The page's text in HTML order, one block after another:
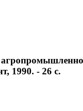
1990. - 26 с.